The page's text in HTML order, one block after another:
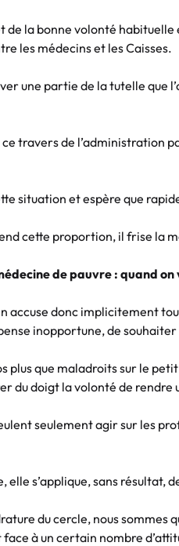
de la bonne volonté
les médecins et les Caisses.
une partie de la tutelle que
travers de l’administration
situation et espère que
cette proportion, il frise la
de pauvre : quand
accuse donc implicitement
inopportune, de
plus que maladroits sur le
du doigt la volonté de rendre
seulement agir sur les
s’applique, sans résultat,
du cercle, nous sommes
à un certain nombre